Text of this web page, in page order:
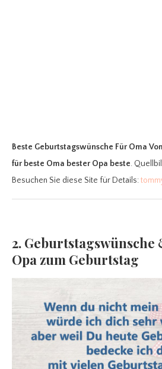
Beste Geburtstagswünsche Für Oma
für beste Oma bester Opa beste.
Besuchen Sie diese Site für Details:
2.
Opa zum Geburtstag